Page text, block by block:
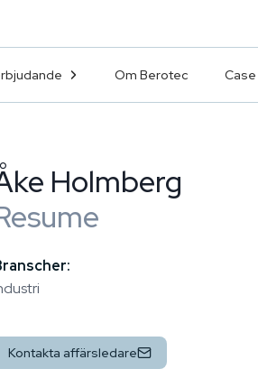
Om Berotec Case
Holmberg
Kontakta affärsledare